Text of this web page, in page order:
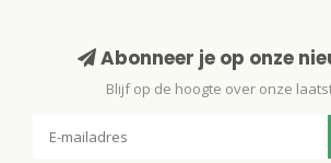
Abonneer je op onze
Blijf op de hoogte over onze